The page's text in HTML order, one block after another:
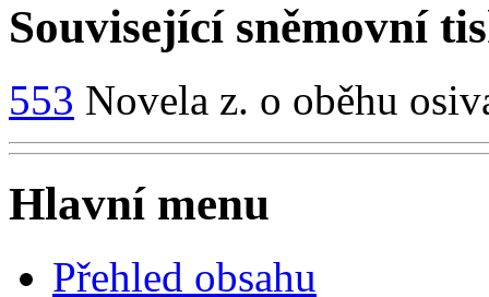
Související sněmovní
553 Novela z. o oběhu
Hlavní menu
Přehled obsahu